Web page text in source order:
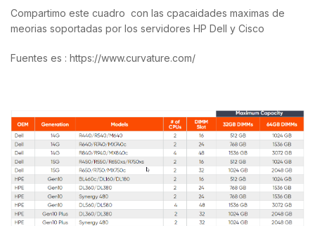
Compartimo este cuadro con las cpacaidades maximas de
meorias soportadas por los servidores HP Dell y Cisco
Fuentes es : https://www.curvature.com/